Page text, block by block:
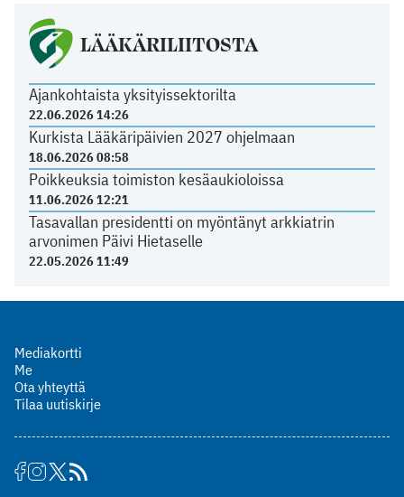
LÄÄKÄRILIITOSTA
Ajankohtaista yksityissektorilta
22.06.2026 14:26
Kurkista Lääkäripäivien 2027 ohjelmaan
18.06.2026 08:58
Poikkeuksia toimiston kesäaukioloissa
11.06.2026 12:21
Tasavallan presidentti on myöntänyt arkkiatrin
arvonimen Päivi Hietaselle
22.05.2026 11:49
Mediakortti
Me
Ota yhteyttä
Tilaa uutiskirje